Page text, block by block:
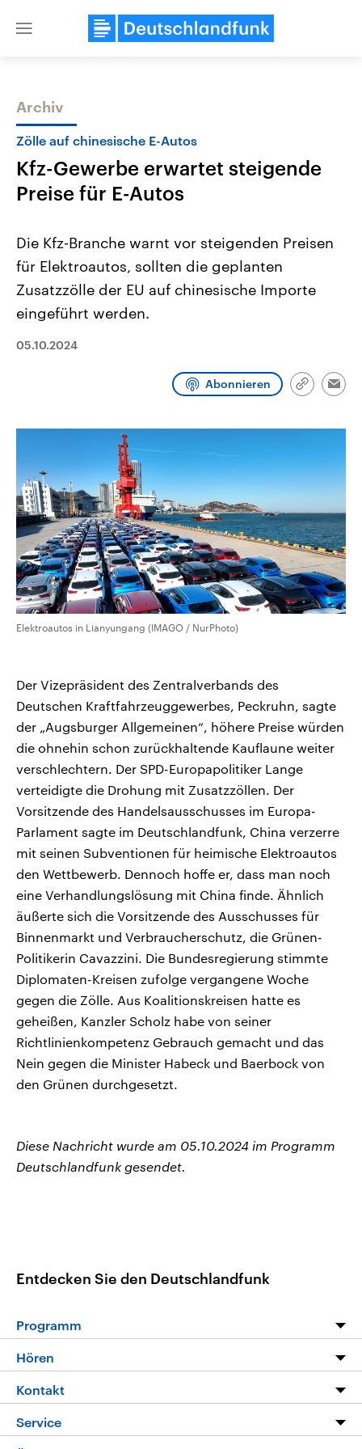
Close
Themen
Landtagswahl Sachsen-Anhalt
2026
Alle Informationen
Sachsen-Anhalt wählt am 6.
Landtag. Seit 2021 wird das
Wahlprogramme, aktuelle Berichte
USA
Aktuelle Beiträge,
aktuelle Weltgeschehen.
Archiv
Zölle auf chinesische E-Autos
Kfz-Gewerbe erwartet steigende
Preise für E-Autos
Die Kfz-Branche warnt vor steigenden Preisen
für Elektroautos, sollten die geplanten
Zusatzzölle der EU auf chinesische Importe
eingeführt werden.
05.10.2024
Abonnieren
Link
Elektroautos in Lianyungang (IMAGO / NurPhoto)
Der Vizepräsident des Zentralverbands des
Deutschen Kraftfahrzeuggewerbes, Peckruhn, sagte
der „Augsburger Allgemeinen“, höhere Preise würden
die ohnehin schon zurückhaltende Kauflaune weiter
verschlechtern. Der SPD-Europapolitiker Lange
verteidigte die Drohung mit Zusatzzöllen. Der
Vorsitzende des Handelsausschusses im Europa-
Parlament sagte im Deutschlandfunk, China verzerre
mit seinen Subventionen für heimische Elektroautos
den Wettbewerb. Dennoch hoffe er, dass man noch
eine Verhandlungslösung mit China finde. Ähnlich
äußerte sich die Vorsitzende des Ausschusses für
Binnenmarkt und Verbraucherschutz, die Grünen-
Politikerin Cavazzini. Die Bundesregierung stimmte
Diplomaten-Kreisen zufolge vergangene Woche
gegen die Zölle. Aus Koalitionskreisen hatte es
geheißen, Kanzler Scholz habe von seiner
Richtlinienkompetenz Gebrauch gemacht und das
Nein gegen die Minister Habeck und Baerbock von
den Grünen durchgesetzt.
Diese Nachricht wurde am 05.10.2024 im Programm
Deutschlandfunk gesendet.
Entdecken Sie den Deutschlandfunk
Programm
Programm
Die Nachrichten
Nachrichtenleicht
Hören
Livestream
Podcasts
Kontakt
Hörerservice
Service